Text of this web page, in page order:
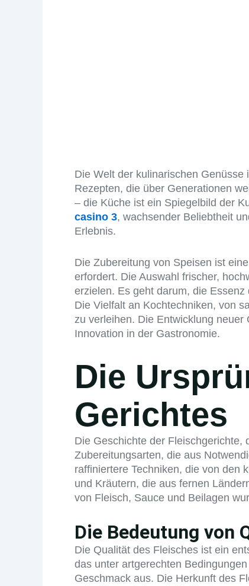
Die Welt der kulinarischen
Rezepten, die über Generationen
– die Küche ist ein Spiegelbild der
casino 3, wachsender Beliebtheit
Erlebnis.
Die Zubereitung von Speisen ist
erfordert. Die Auswahl frischer,
erzielen. Es geht darum, die
Die Vielfalt an Kochtechniken, von
zu verleihen. Die Entwicklung
Innovation in der Gastronomie.
Die
Gerichtes
Die Geschichte der Fleischgerichte,
Zubereitungsarten, die aus
raffiniertere Techniken, die von den
und Kräutern, die aus fernen
von Fleisch, Sauce und Beilagen
Die Bedeutung von
Die Qualität des Fleisches ist ein
das unter artgerechten
Geschmack aus. Die Herkunft des